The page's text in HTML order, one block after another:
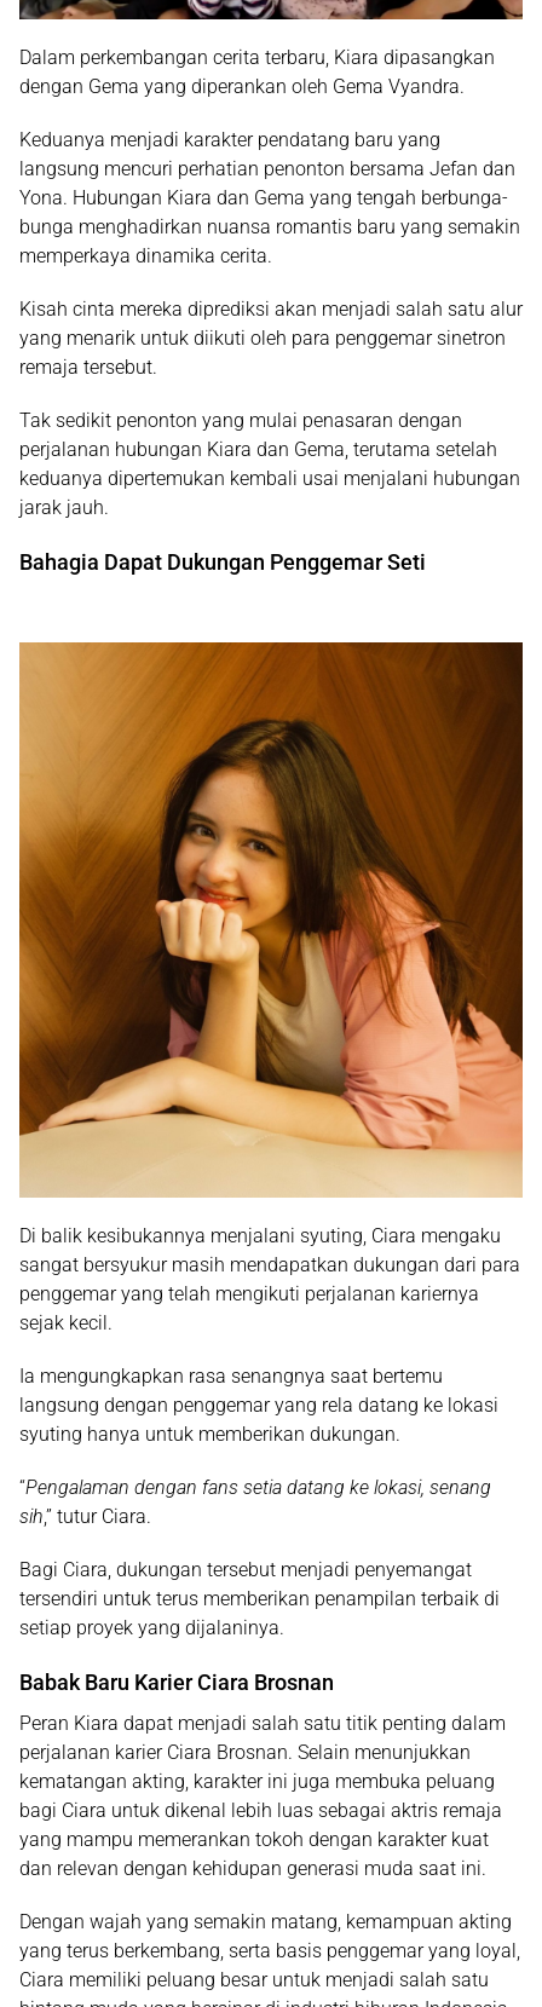
Dalam perkembangan cerita terbaru, Kiara dipasangkan
dengan Gema yang diperankan oleh Gema Vyandra.
Keduanya menjadi karakter pendatang baru yang
langsung mencuri perhatian penonton bersama Jefan dan
Yona. Hubungan Kiara dan Gema yang tengah berbunga-
bunga menghadirkan nuansa romantis baru yang semakin
memperkaya dinamika cerita.
Kisah cinta mereka diprediksi akan menjadi salah satu alur
yang menarik untuk diikuti oleh para penggemar sinetron
remaja tersebut.
Tak sedikit penonton yang mulai penasaran dengan
perjalanan hubungan Kiara dan Gema, terutama setelah
keduanya dipertemukan kembali usai menjalani hubungan
jarak jauh.
Bahagia Dapat Dukungan Penggemar Seti
Di balik kesibukannya menjalani syuting, Ciara mengaku
sangat bersyukur masih mendapatkan dukungan dari para
penggemar yang telah mengikuti perjalanan kariernya
sejak kecil.
Ia mengungkapkan rasa senangnya saat bertemu
langsung dengan penggemar yang rela datang ke lokasi
syuting hanya untuk memberikan dukungan.
“Pengalaman dengan fans setia datang ke lokasi, senang
sih,” tutur Ciara.
Bagi Ciara, dukungan tersebut menjadi penyemangat
tersendiri untuk terus memberikan penampilan terbaik di
setiap proyek yang dijalaninya.
Babak Baru Karier Ciara Brosnan
Peran Kiara dapat menjadi salah satu titik penting dalam
perjalanan karier Ciara Brosnan. Selain menunjukkan
kematangan akting, karakter ini juga membuka peluang
bagi Ciara untuk dikenal lebih luas sebagai aktris remaja
yang mampu memerankan tokoh dengan karakter kuat
dan relevan dengan kehidupan generasi muda saat ini.
Dengan wajah yang semakin matang, kemampuan akting
yang terus berkembang, serta basis penggemar yang loyal,
Ciara memiliki peluang besar untuk menjadi salah satu